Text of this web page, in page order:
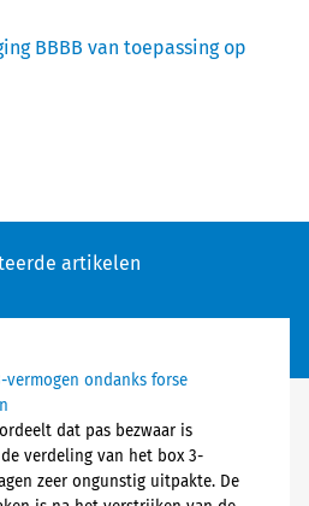
BBBB van toepassing op
artikelen
vermogen ondanks forse
dat pas bezwaar is
verdeling van het box 3-
zeer ongunstig uitpakte. De